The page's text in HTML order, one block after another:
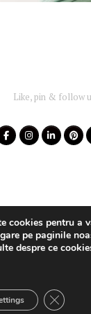
Like, pin & follow
cookies pentru a
pe paginile
despre ce
Close